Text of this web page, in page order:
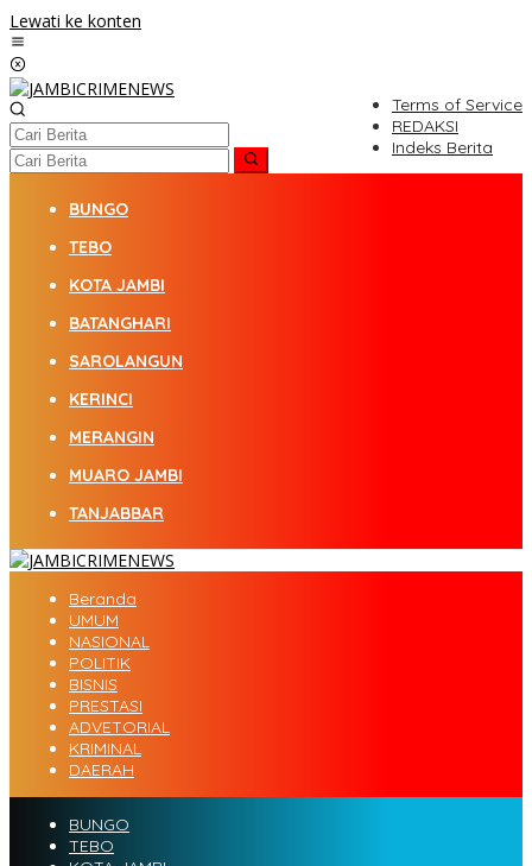
Lewati ke konten
Terms of Service
REDAKSI
Indeks Berita
BUNGO
TEBO
KOTA JAMBI
BATANGHARI
SAROLANGUN
KERINCI
MERANGIN
MUARO JAMBI
TANJABBAR
Beranda
UMUM
NASIONAL
POLITIK
BISNIS
PRESTASI
ADVETORIAL
KRIMINAL
DAERAH
BUNGO
TEBO